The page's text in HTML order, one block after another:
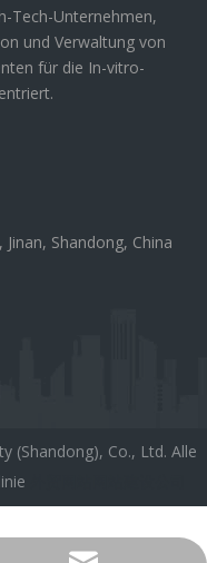
Tech-Unternehmen,
und Verwaltung von
für die In-vitro-
Shandong, China
(Shandong), Co., Ltd. Alle